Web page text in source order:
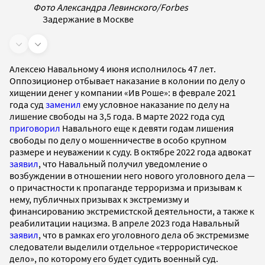
Фото Александра Левинского/Forbes
Задержание в Москве
Алексею Навальному 4 июня исполнилось 47 лет.
Оппозиционер отбывает наказание в колонии по делу о
хищении денег у компании «Ив Роше»: в феврале 2021
года суд заменил ему условное наказание по делу на
лишение свободы на 3,5 года. В марте 2022 года суд
приговорил Навального еще к девяти годам лишения
свободы по делу о мошенничестве в особо крупном
размере и неуважении к суду. В октябре 2022 года адвокат
заявил, что Навальный получил уведомление о
возбуждении в отношении него нового уголовного дела —
о причастности к пропаганде терроризма и призывам к
нему, публичных призывах к экстремизму и
финансированию экстремистской деятельности, а также к
реабилитации нацизма. В апреле 2023 года Навальный
заявил, что в рамках его уголовного дела об экстремизме
следователи выделили отдельное «террористическое
дело», по которому его будет судить военный суд.